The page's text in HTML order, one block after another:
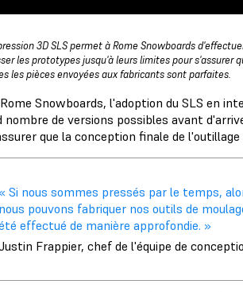
3D SLS permet à Rome Snowboards
les prototypes jusqu'à leurs limites pour s'assurer
les pièces envoyées aux fabricants sont parfaites.
Snowboards, l'adoption du SLS en
nombre de versions possibles avant
que la conception finale de
« Si nous sommes pressés par le temps,
nous pouvons fabriquer nos outils de
effectué de manière approfondie. »
Frappier, chef de l'équipe de